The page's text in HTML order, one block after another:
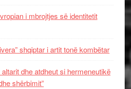
i mbrojtjes së identitetit
shqiptar i artit tonë kombëtar
dhe atdheut si hermeneutikë
shërbimit”